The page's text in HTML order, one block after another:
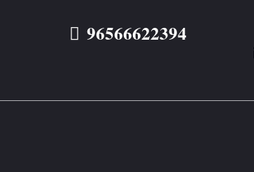
96566622394